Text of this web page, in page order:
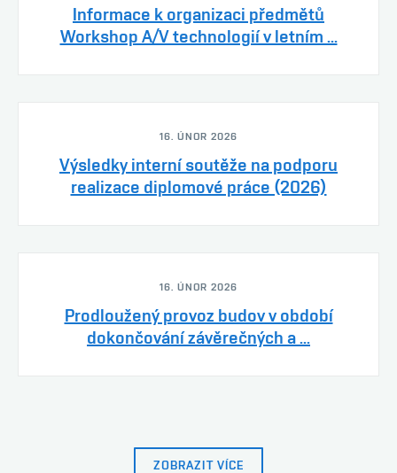
Informace k organizaci předmětů
Workshop A/V technologií v letním ...
16. ÚNOR 2026
Výsledky interní soutěže na podporu
realizace diplomové práce (2026)
16. ÚNOR 2026
Prodloužený provoz budov v období
dokončování závěrečných a ...
ZOBRAZIT VÍCE